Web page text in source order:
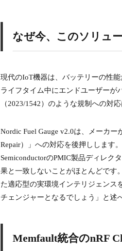
なぜ今、このソリュ
現代のIoT機器は、バッテリーの性
ライフタイム中にエンドユーザーが
（2023/1542）のような規制への対
Nordic Fuel Gauge v2.0は、メーカ
Repair）」への対応を後押しします
SemiconductorのPMIC製品ディレク
果と一致しないことがほとんどです
た適応型の実環境インテリジェンス
チェンジャーとなるでしょう」と述
Memfault統合のnRF